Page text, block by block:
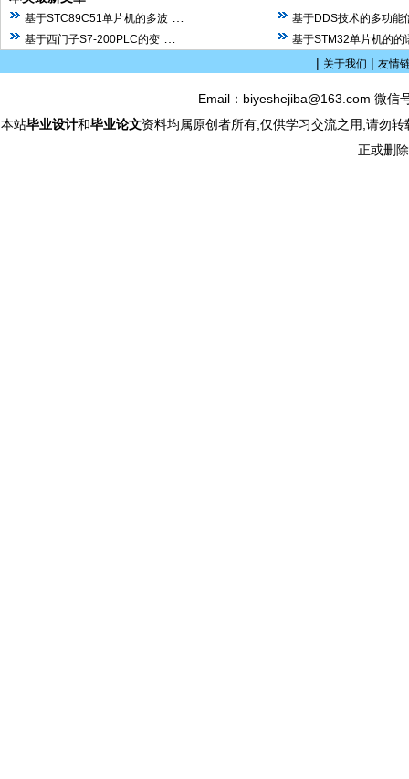
基于STC89C51单片机的多波
基于DDS技术的多功能
基于西门子S7-200PLC的变
基于STM32单片机的的
| 关于我们 | 友情
Email：biyeshejiba@163.com 微
本站毕业设计和毕业论文资料均属原创者所有,仅供学习交流之用,请勿
正或删